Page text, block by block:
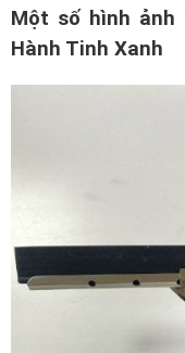
Một số hình
Hành Tinh Xanh